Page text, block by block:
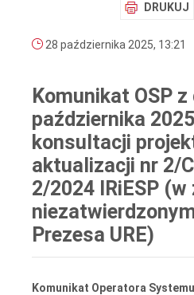
DRUKUJ
28 października 2025, 13:21
Komunikat OSP z
października
konsultacji
aktualizacji nr 2/
2/2024 IRiESP
Prezesa URE)
Komunikat Operatora